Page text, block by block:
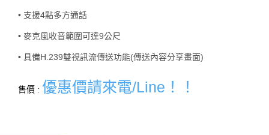
• 支援4點多方通話
• 麥克風收音範圍可達9公尺
• 具備H.239雙視訊流傳送功能(傳送內容分享畫面)
售價 : 優惠價請來電/Line！！